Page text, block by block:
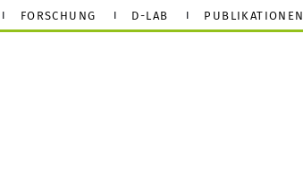
FORSCHUNG D-LAB PUBLIKATIONEN